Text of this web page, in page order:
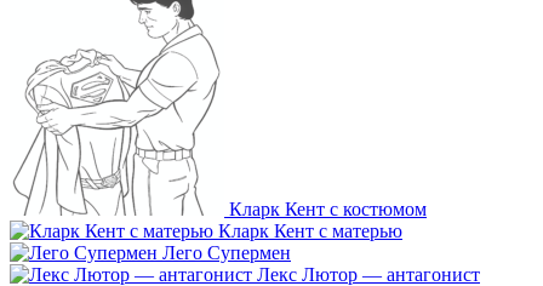
Кларк Кент с костюмом
Кларк Кент с матерью
Лего Супермен
Лекс Лютор — антагонист